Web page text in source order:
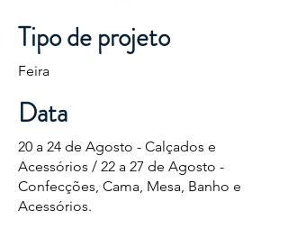
Tipo de projeto
Feira
Data
20 a 24 de Agosto - Calçados e
Acessórios / 22 a 27 de Agosto -
Confecções, Cama, Mesa, Banho e
Acessórios.